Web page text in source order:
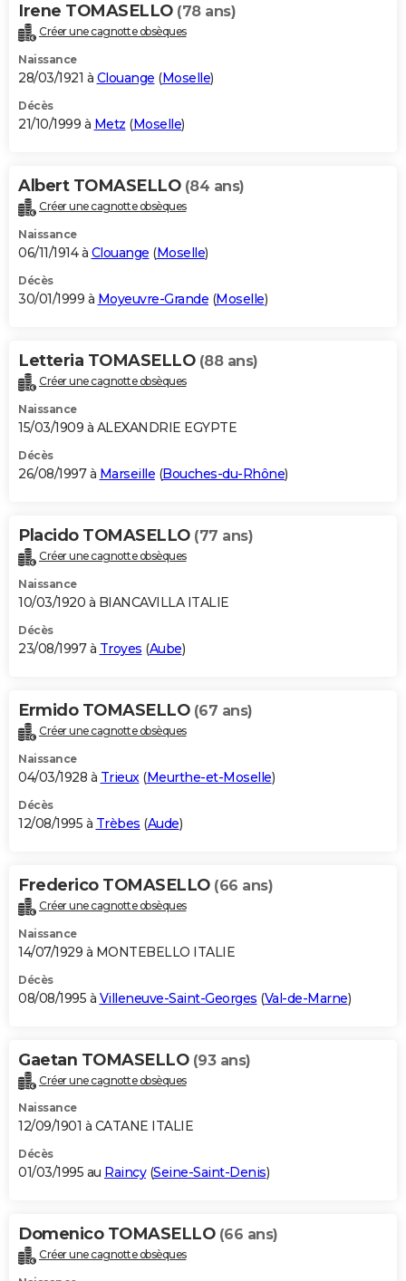
Irene TOMASELLO (78 ans)
Créer une cagnotte obsèques
Naissance
28/03/1921 à Clouange (Moselle)
Décès
21/10/1999 à Metz (Moselle)
Albert TOMASELLO (84 ans)
Créer une cagnotte obsèques
Naissance
06/11/1914 à Clouange (Moselle)
Décès
30/01/1999 à Moyeuvre-Grande (Moselle)
Letteria TOMASELLO (88 ans)
Créer une cagnotte obsèques
Naissance
15/03/1909 à ALEXANDRIE EGYPTE
Décès
26/08/1997 à Marseille (Bouches-du-Rhône)
Placido TOMASELLO (77 ans)
Créer une cagnotte obsèques
Naissance
10/03/1920 à BIANCAVILLA ITALIE
Décès
23/08/1997 à Troyes (Aube)
Ermido TOMASELLO (67 ans)
Créer une cagnotte obsèques
Naissance
04/03/1928 à Trieux(Meurthe-et-Moselle)
Décès
12/08/1995 à Trèbes (Aude)
Frederico TOMASELLO (66 ans)
Créer une cagnotte obsèques
Naissance
14/07/1929 à MONTEBELLO ITALIE
Décès
08/08/1995 à Villeneuve-Saint-Georges (Val-de-Marne)
Gaetan TOMASELLO (93 ans)
Créer une cagnotte obsèques
Naissance
12/09/1901 à CATANE ITALIE
Décès
01/03/1995 au Raincy(Seine-Saint-Denis)
Domenico TOMASELLO (66 ans)
Créer une cagnotte obsèques